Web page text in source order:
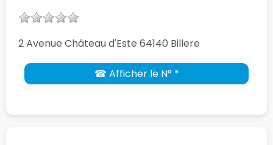
2 Avenue Château d'Este 64140 Billere
☎ Afficher le N° *